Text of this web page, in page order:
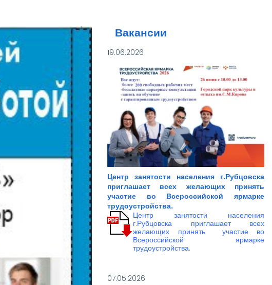
Вакансии
19.06.2026
Центр занятости населения г.Рубцовска
приглашает всех желающих принять
участие во Всероссийской ярмарке
трудоустройства.
Центр занятости населения
г.Рубцовска приглашает всех
желающих принять участие во
Всероссийской ярмарке
трудоустройства.
07.05.2026